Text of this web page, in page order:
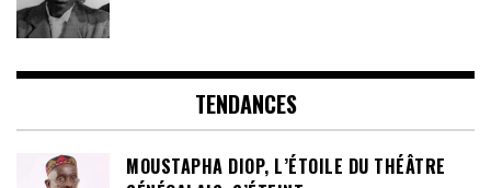
TENDANCES
MOUSTAPHA DIOP, L’ÉTOILE DU THÉÂTRE